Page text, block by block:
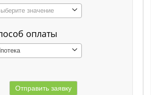
значение
оплаты